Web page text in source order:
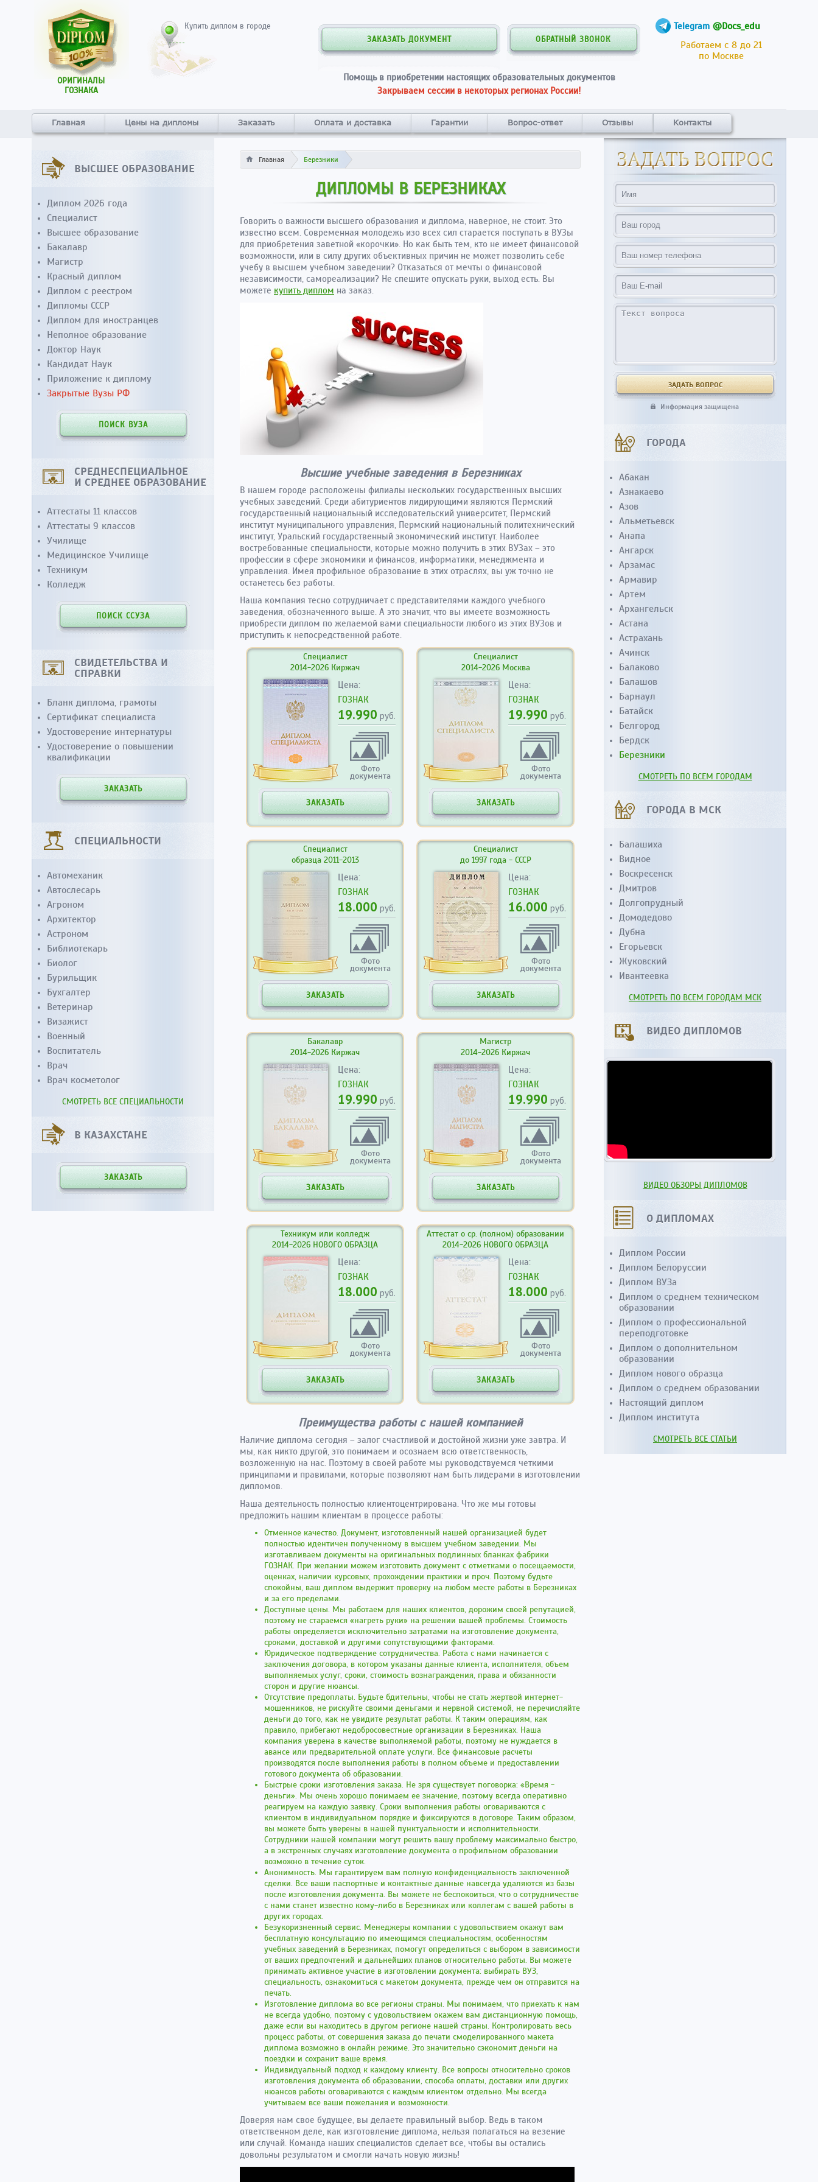
ОРИГИНАЛЫ
ГОЗНАКА
Купить диплом в городе Telegram @Docs_edu
Работаем с 8 до 21
по Москве
ЗАКАЗАТЬ ДОКУМЕНТ ОБРАТНЫЙ ЗВОНОК
Помощь в приобретении настоящих образовательных документов
Закрываем сессии в некоторых регионах России!
Главная Цены на дипломы Заказать Оплата и доставка Гарантии Вопрос-ответ Отзывы Контакты
Главная Березники
ДИПЛОМЫ В БЕРЕЗНИКАХ
Говорить о важности высшего образования и диплома, наверное, не стоит. Это
известно всем. Современная молодежь изо всех сил старается поступать в ВУЗы
для приобретения заветной «корочки». Но как быть тем, кто не имеет финансовой
возможности, или в силу других объективных причин не может позволить себе
учебу в высшем учебном заведении? Отказаться от мечты о финансовой
независимости, самореализации? Не спешите опускать руки, выход есть. Вы
можете купить диплом на заказ.
Высшие учебные заведения в Березниках
В нашем городе расположены филиалы нескольких государственных высших
учебных заведений. Среди абитуриентов лидирующими являются Пермский
государственный национальный исследовательский университет, Пермский
институт муниципального управления, Пермский национальный политехнический
институт, Уральский государственный экономический институт. Наиболее
востребованные специальности, которые можно получить в этих ВУЗах – это
профессии в сфере экономики и финансов, информатики, менеджмента и
управления. Имея профильное образование в этих отраслях, вы уж точно не
останетесь без работы.
Наша компания тесно сотрудничает с представителями каждого учебного
заведения, обозначенного выше. А это значит, что вы имеете возможность
приобрести диплом по желаемой вами специальности любого из этих ВУЗов и
приступить к непосредственной работе.
Специалист
2014-2026 Киржач
Цена:
ГОЗНАК
19.990 руб.
Фото
документа
ЗАКАЗАТЬ
Специалист
2014-2026 Москва
Цена:
ГОЗНАК
19.990 руб.
Фото
документа
ЗАКАЗАТЬ
Специалист
образца 2011-2013
Цена:
ГОЗНАК
18.000 руб.
Фото
документа
ЗАКАЗАТЬ
Специалист
до 1997 года - СССР
Цена:
ГОЗНАК
16.000 руб.
Фото
документа
ЗАКАЗАТЬ
Бакалавр
2014-2026 Киржач
Цена:
ГОЗНАК
19.990 руб.
Фото
документа
ЗАКАЗАТЬ
Магистр
2014-2026 Киржач
Цена:
ГОЗНАК
19.990 руб.
Фото
документа
ЗАКАЗАТЬ
Техникум или колледж
2014-2026 НОВОГО ОБРАЗЦА
Цена:
ГОЗНАК
18.000 руб.
Фото
документа
ЗАКАЗАТЬ
Аттестат о ср. (полном) образовании
2014-2026 НОВОГО ОБРАЗЦА
Цена:
ГОЗНАК
18.000 руб.
Фото
документа
ЗАКАЗАТЬ
Преимущества работы с нашей компанией
Наличие диплома сегодня – залог счастливой и достойной жизни уже завтра. И
мы, как никто другой, это понимаем и осознаем всю ответственность,
возложенную на нас. Поэтому в своей работе мы руководствуемся четкими
принципами и правилами, которые позволяют нам быть лидерами в изготовлении
дипломов.
Наша деятельность полностью клиентоцентрирована. Что же мы готовы
предложить нашим клиентам в процессе работы:
Отменное качество. Документ, изготовленный нашей организацией будет
полностью идентичен полученному в высшем учебном заведении. Мы
изготавливаем документы на оригинальных подлинных бланках фабрики
ГОЗНАК. При желании можем изготовить документ с отметками о посещаемости,
оценках, наличии курсовых, прохождении практики и проч. Поэтому будьте
спокойны, ваш диплом выдержит проверку на любом месте работы в Березниках
и за его пределами.
Доступные цены. Мы работаем для наших клиентов, дорожим своей репутацией,
поэтому не стараемся «нагреть руки» на решении вашей проблемы. Стоимость
работы определяется исключительно затратами на изготовление документа,
сроками, доставкой и другими сопутствующими факторами.
Юридическое подтверждение сотрудничества. Работа с нами начинается с
заключения договора, в котором указаны данные клиента, исполнителя, объем
выполняемых услуг, сроки, стоимость вознаграждения, права и обязанности
сторон и другие нюансы.
Отсутствие предоплаты. Будьте бдительны, чтобы не стать жертвой интернет-
мошенников, не рискуйте своими деньгами и нервной системой, не перечисляйте
деньги до того, как не увидите результат работы. К таким операциям, как
правило, прибегают недобросовестные организации в Березниках. Наша
компания уверена в качестве выполняемой работы, поэтому не нуждается в
авансе или предварительной оплате услуги. Все финансовые расчеты
производятся после выполнения работы в полном объеме и предоставлении
готового документа об образовании.
Быстрые сроки изготовления заказа. Не зря существует поговорка: «Время -
деньги». Мы очень хорошо понимаем ее значение, поэтому всегда оперативно
реагируем на каждую заявку. Сроки выполнения работы оговариваются с
клиентом в индивидуальном порядке и фиксируются в договоре. Таким образом,
вы можете быть уверены в нашей пунктуальности и исполнительности.
Сотрудники нашей компании могут решить вашу проблему максимально быстро,
а в экстренных случаях изготовление документа о профильном образовании
возможно в течение суток.
Анонимность. Мы гарантируем вам полную конфиденциальность заключенной
сделки. Все ваши паспортные и контактные данные навсегда удаляются из базы
после изготовления документа. Вы можете не беспокоиться, что о сотрудничестве
с нами станет известно кому-либо в Березниках или коллегам с вашей работы в
других городах.
Безукоризненный сервис. Менеджеры компании с удовольствием окажут вам
бесплатную консультацию по имеющимся специальностям, особенностям
учебных заведений в Березниках, помогут определиться с выбором в зависимости
от ваших предпочтений и дальнейших планов относительно работы. Вы можете
принимать активное участие в изготовлении документа: выбирать ВУЗ,
специальность, ознакомиться с макетом документа, прежде чем он отправится на
печать.
Изготовление диплома во все регионы страны. Мы понимаем, что приехать к нам
не всегда удобно, поэтому с удовольствием окажем вам дистанционную помощь,
даже если вы находитесь в другом регионе нашей страны. Контролировать весь
процесс работы, от совершения заказа до печати смоделированного макета
диплома возможно в онлайн режиме. Это значительно сэкономит деньги на
поездки и сохранит ваше время.
Индивидуальный подход к каждому клиенту. Все вопросы относительно сроков
изготовления документа об образовании, способа оплаты, доставки или других
нюансов работы оговариваются с каждым клиентом отдельно. Мы всегда
учитываем все ваши пожелания и возможности.
Доверяя нам свое будущее, вы делаете правильный выбор. Ведь в таком
ответственном деле, как изготовление диплома, нельзя полагаться на везение
или случай. Команда наших специалистов сделает все, чтобы вы остались
довольны результатом и смогли начать новую жизнь!
ВЫСШЕЕ ОБРАЗОВАНИЕ
Диплом 2026 года
Специалист
Высшее образование
Бакалавр
Магистр
Красный диплом
Диплом с реестром
Дипломы СССР
Диплом для иностранцев
Неполное образование
Доктор Наук
Кандидат Наук
Приложение к диплому
Закрытые Вузы РФ
ПОИСК ВУЗА
СРЕДНЕСПЕЦИАЛЬНОЕ
И СРЕДНЕЕ ОБРАЗОВАНИЕ
Аттестаты 11 классов
Аттестаты 9 классов
Училище
Медицинское Училище
Техникум
Колледж
ПОИСК ССУЗА
СВИДЕТЕЛЬСТВА И
СПРАВКИ
Бланк диплома, грамоты
Сертификат специалиста
Удостоверение интернатуры
Удостоверение о повышении
квалификации
ЗАКАЗАТЬ
СПЕЦИАЛЬНОСТИ
Автомеханик
Автослесарь
Агроном
Архитектор
Астроном
Библиотекарь
Биолог
Бурильщик
Бухгалтер
Ветеринар
Визажист
Военный
Воспитатель
Врач
Врач косметолог
СМОТРЕТЬ ВСЕ СПЕЦИАЛЬНОСТИ
В КАЗАХСТАНЕ
ЗАКАЗАТЬ
Информация защищена
ГОРОДА
Абакан
Азнакаево
Азов
Альметьевск
Анапа
Ангарск
Арзамас
Армавир
Артем
Архангельск
Астана
Астрахань
Ачинск
Балаково
Балашов
Барнаул
Батайск
Белгород
Бердск
Березники
СМОТРЕТЬ ПО ВСЕМ ГОРОДАМ
ГОРОДА В МСК
Балашиха
Видное
Воскресенск
Дмитров
Долгопрудный
Домодедово
Дубна
Егорьевск
Жуковский
Ивантеевка
СМОТРЕТЬ ПО ВСЕМ ГОРОДАМ МСК
ВИДЕО ДИПЛОМОВ
ВИДЕО ОБЗОРЫ ДИПЛОМОВ
О ДИПЛОМАХ
Диплом России
Диплом Белоруссии
Диплом ВУЗа
Диплом о среднем техническом
образовании
Диплом о профессиональной
переподготовке
Диплом о дополнительном
образовании
Диплом нового образца
Диплом о среднем образовании
Настоящий диплом
Диплом института
СМОТРЕТЬ ВСЕ СТАТЬИ